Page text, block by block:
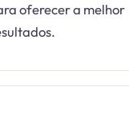
oferecer a melhor